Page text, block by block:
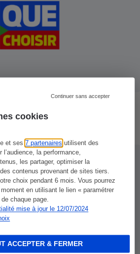
cookies
et ses7 partenaires utilisent des
l’audience, la performance,
les partager, optimiser la
contenus provenant de sites tiers.
choix pendant 6 mois. Vous pourrez
en utilisant le lien « paramétrer
chaque page.
mise à jour le 12/07/2024
Continuer sans accepter
ACCEPTER & FERMER
garanties souscrire